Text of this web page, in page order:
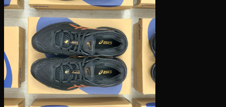
Giày leo núi adidas
Giày leo núi Nike
Giày Puma
Puma Palermo
Puma Suede
Puma Speedcat
Giày Reebok